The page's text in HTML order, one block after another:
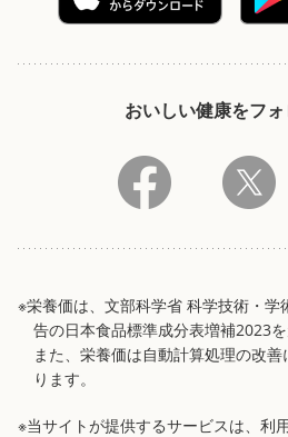
おいしい健康をフ
※栄養価は、文部科学省 科学技術・学
告の日本食品標準成分表増補2023を
また、栄養価は自動計算処理の改
ります。
※当サイトが提供するサービスは、利